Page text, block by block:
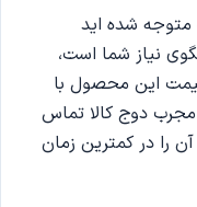
متوجه شده اید
نیاز شما است،
این محصول با
مجرب دوج کالا تماس
را در کمترین زمان